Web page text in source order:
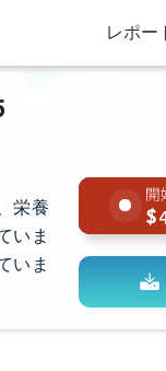
レポー
栄養
いま
いま